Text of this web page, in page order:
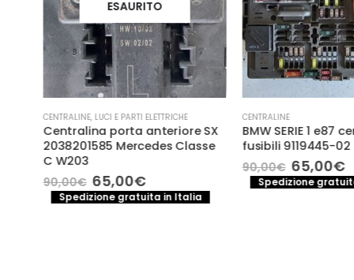
ESAURITO
CENTRALINE, LUCI E PARTI ELETTRICHE
Centralina porta anteriore SX
2038201585 Mercedes Classe
C W203
90,00€ Il
prezzo
originale
65,00€Il
prezzo
attuale
Spedizione gratuita in Italia
CENTRALINE
BMW SERIE 1 e87
fusibili 9119445-02
90,00€ Il
prezzo
originale
65,00€Il
Spedizione